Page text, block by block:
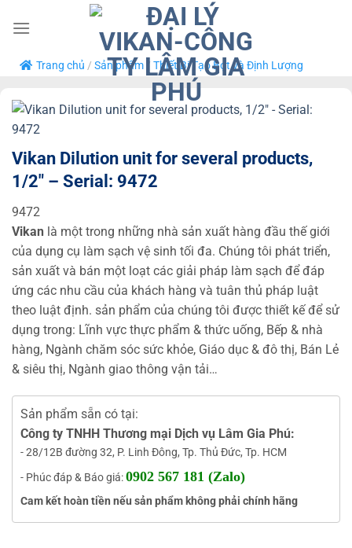
qua
dung
Trang chủ / Sản phẩm Thiết Bị Tạo Bọt và Định Lượng
Vikan Dilution unit for several products,
1/2″ – Serial: 9472
9472
Vikan là một trong những nhà sản xuất hàng đầu thế giới
của dụng cụ làm sạch vệ sinh tối đa. Chúng tôi phát triển,
sản xuất và bán một loạt các giải pháp làm sạch để đáp
ứng các nhu cầu của khách hàng và tuân thủ pháp luật
theo luật định. sản phẩm của chúng tôi được thiết kế để sử
dụng trong: Lĩnh vực thực phẩm & thức uống, Bếp & nhà
hàng, Ngành chăm sóc sức khỏe, Giáo dục & đô thị, Bán Lẻ
& siêu thị, Ngành giao thông vận tải…
Sản phẩm sẵn có tại:
Công ty TNHH Thương mại Dịch vụ Lâm Gia Phú:
- 28/12B đường 32, P. Linh Đông, Tp. Thủ Đức, Tp. HCM
- Phúc đáp & Báo giá:0902 567 181 (Zalo)
Cam kết hoàn tiền nếu sản phẩm không phải chính hãng